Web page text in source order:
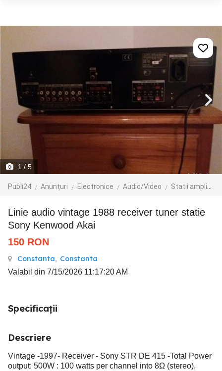
1 / 5
Publi24 Anunțuri Electronice Audio/Video Statii amplificare
Linie audio vintage 1988 receiver tuner statie
Sony Kenwood Akai
150 RON
Constanta, Constanta
Valabil din 7/15/2026 11:17:20 AM
Specificații
Descriere
Vintage -1997- Receiver - Sony STR DE 415 -Total Power
output: 500W : 100 watts per channel into 8Ω (stereo),